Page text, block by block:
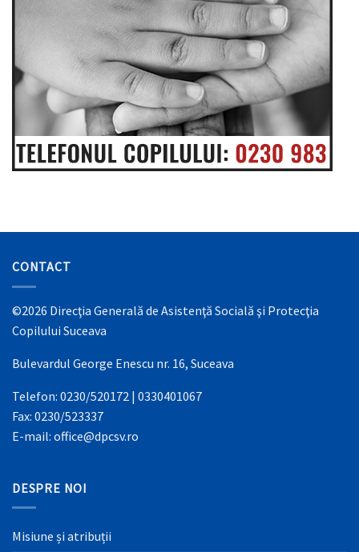
CONTACT
©2026 Direcţia Generală de Asistenţă Socială şi Protecţia
Copilului Suceava
Bulevardul George Enescu nr. 16, Suceava
Telefon: 0230/520172 | 0330401067
Fax: 0230/523337
E-mail: office@dpcsv.ro
DESPRE NOI
Misiune și atribuții